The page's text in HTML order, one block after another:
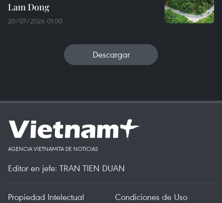
Lam Dong
20/07/2026 01:00
Descargar
AGENCIA VIETNAMITA DE NOTICIAS
Editor en jefe: TRAN TIEN DUAN
Propiedad Intelectual Condiciones de Uso